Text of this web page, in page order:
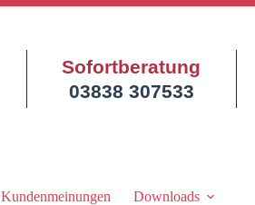
Sofortberatung
03838 307533
Kundenmeinungen Downloads